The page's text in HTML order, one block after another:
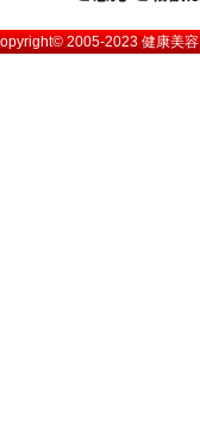
2005-2023健康美